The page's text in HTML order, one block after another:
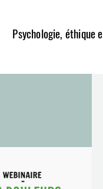
Psychologie, éthique